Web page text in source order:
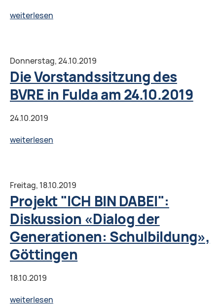
Берлин
weiterlesen
des
BVRE
e.V.
am
Donnerstag,24.10.2019
Die Vorstandssitzung des
BVRE in Fulda am 24.10.2019
24.10.2019
weiterlesen
BVRE
in
Fulda
am
24.10.2019
Freitag, 18.10.2019
Projekt "ICH BIN DABEI":
Diskussion «Dialog der
Generationen: Schulbildung»,
Göttingen
18.10.2019
weiterlesen